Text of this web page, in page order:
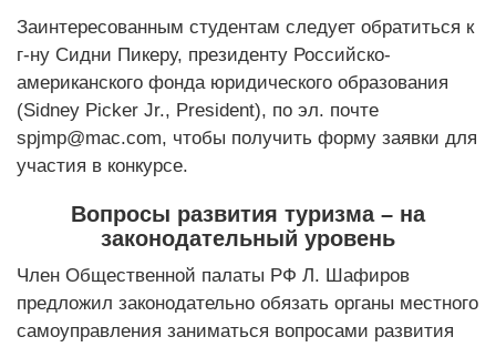
Заинтересованным студентам следует обратиться к
г-ну Сидни Пикеру, президенту Российско-
американского фонда юридического образования
(Sidney Picker Jr., President), по эл. почте
spjmp@mac.com, чтобы получить форму заявки для
участия в конкурсе.
Вопросы развития туризма – на
законодательный уровень
Член Общественной палаты РФ Л. Шафиров
предложил законодательно обязать органы местного
самоуправления заниматься вопросами развития